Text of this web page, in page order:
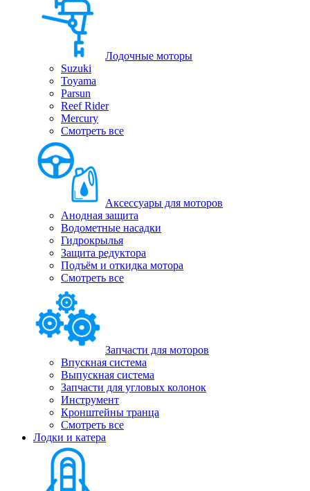
Лодочные моторы
Suzuki
Toyama
Parsun
Reef Rider
Mercury
Смотреть все
Аксессуары для моторов
Анодная защита
Водометные насадки
Гидрокрылья
Защита редуктора
Подъём и откидка мотора
Смотреть все
Запчасти для моторов
Впускная система
Выпускная система
Запчасти для угловых колонок
Инструмент
Кронштейны транца
Смотреть все
Лодки и катера